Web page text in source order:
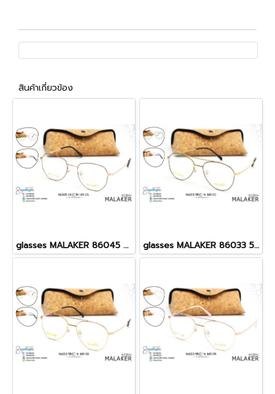
สินค้าเกี่ยวข้อง
glasses MALAKER 86045 54[]18-145 C6 glasses MALAKER 86033 55[]16-145 C3